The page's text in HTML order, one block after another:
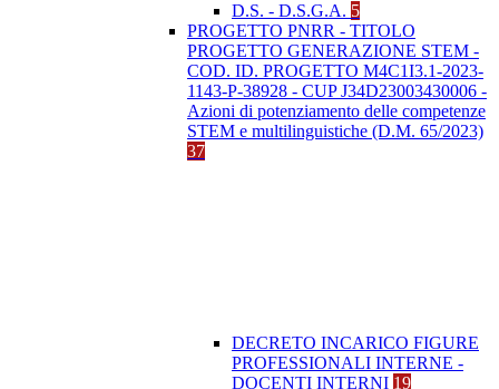
D.S. - D.S.G.A. 5
PROGETTO PNRR - TITOLO
PROGETTO GENERAZIONE STEM -
COD. ID. PROGETTO M4C1I3.1-2023-
1143-P-38928 - CUP J34D23003430006 -
Azioni di potenziamento delle competenze
STEM e multilinguistiche (D.M. 65/2023)
37
DECRETO INCARICO FIGURE
PROFESSIONALI INTERNE -
DOCENTI INTERNI 19